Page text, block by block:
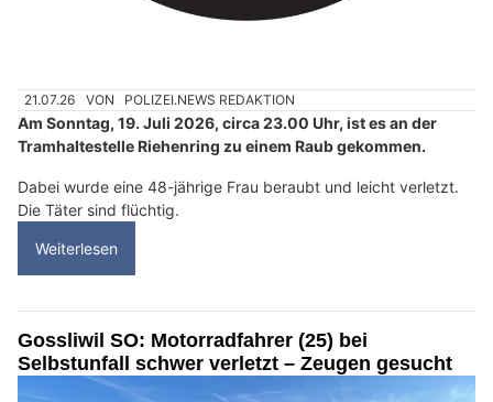
21.07.26 VON POLIZEI.NEWS REDAKTION
Am Sonntag, 19. Juli 2026, circa 23.00 Uhr, ist es an der
Tramhaltestelle Riehenring zu einem Raub gekommen.
Dabei wurde eine 48-jährige Frau beraubt und leicht verletzt.
Die Täter sind flüchtig.
Weiterlesen
Gossliwil SO: Motorradfahrer (25) bei
Selbstunfall schwer verletzt – Zeugen gesucht